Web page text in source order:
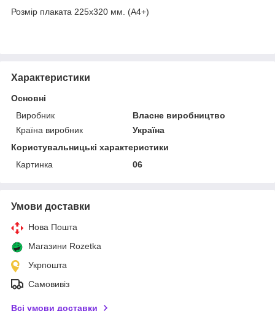
Розмір плаката 225х320 мм. (А4+)
Характеристики
Основні
Виробник
Власне виробництво
Країна виробник
Україна
Користувальницькі характеристики
Картинка
06
Умови доставки
Нова Пошта
Магазини Rozetka
Укрпошта
Самовивіз
Всі умови доставки